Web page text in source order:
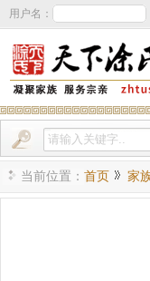
用户名：
当前位置： 首页 家